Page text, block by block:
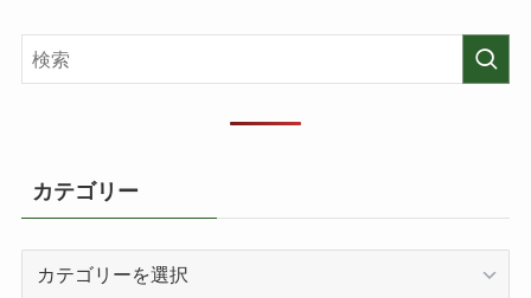
カテゴリー